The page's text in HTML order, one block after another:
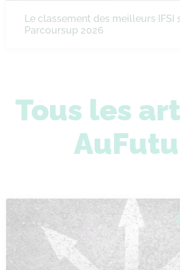
Le classement des meilleurs IFSI
Parcoursup 2026
Tous les